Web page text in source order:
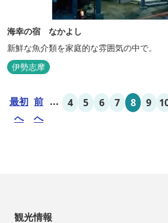
海幸の宿 なかよし
新鮮な魚介類を家庭的な雰囲気の中で。
伊勢志摩
最初
へ
前
へ
... 4 5 6 7 8 9
観光情報